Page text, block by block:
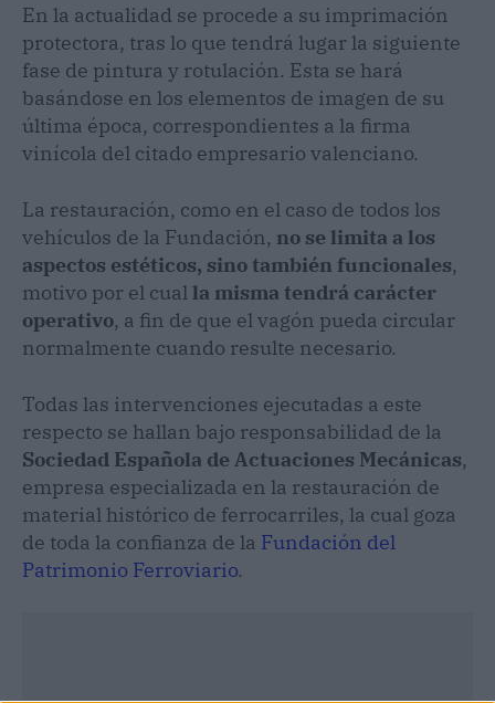
En la actualidad se procede a su imprimación
protectora, tras lo que tendrá lugar la siguiente
fase de pintura y rotulación. Esta se hará
basándose en los elementos de imagen de su
última época, correspondientes a la firma
vinícola del citado empresario valenciano.
La restauración, como en el caso de todos los
vehículos de la Fundación, no se limita a los
aspectos estéticos, sino también funcionales,
motivo por el cualla misma tendrá carácter
operativo, a fin de que el vagón pueda circular
normalmente cuando resulte necesario.
Todas las intervenciones ejecutadas a este
respecto se hallan bajo responsabilidad de la
Sociedad Española de Actuaciones Mecánicas,
empresa especializada en la restauración de
material histórico de ferrocarriles, la cual goza
de toda la confianza de la Fundación del
Patrimonio Ferroviario.